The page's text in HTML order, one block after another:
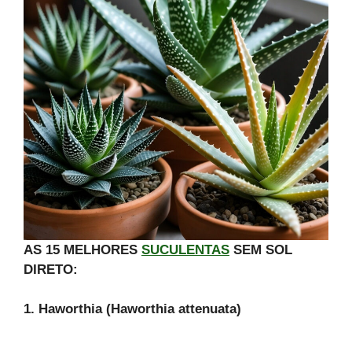
AS 15 MELHORES SUCULENTAS SEM SOL
DIRETO:
1. Haworthia (Haworthia attenuata)